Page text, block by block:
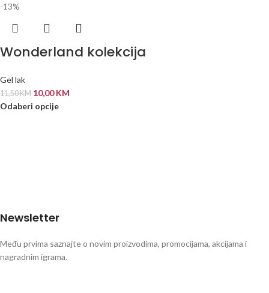
-13%
Wonderland kolekcija
Gel lak
11,50KM 10,00KM
Odaberi opcije
Newsletter
Među prvima saznajte o novim proizvodima, promocijama, akcijama i
nagradnim igrama.